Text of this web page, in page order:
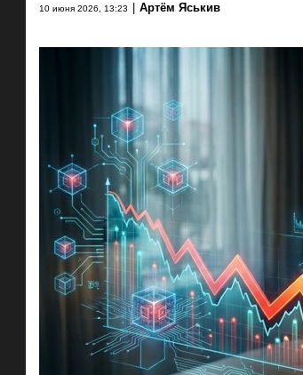
10 июня 2026, 13:23 Артём Яськив